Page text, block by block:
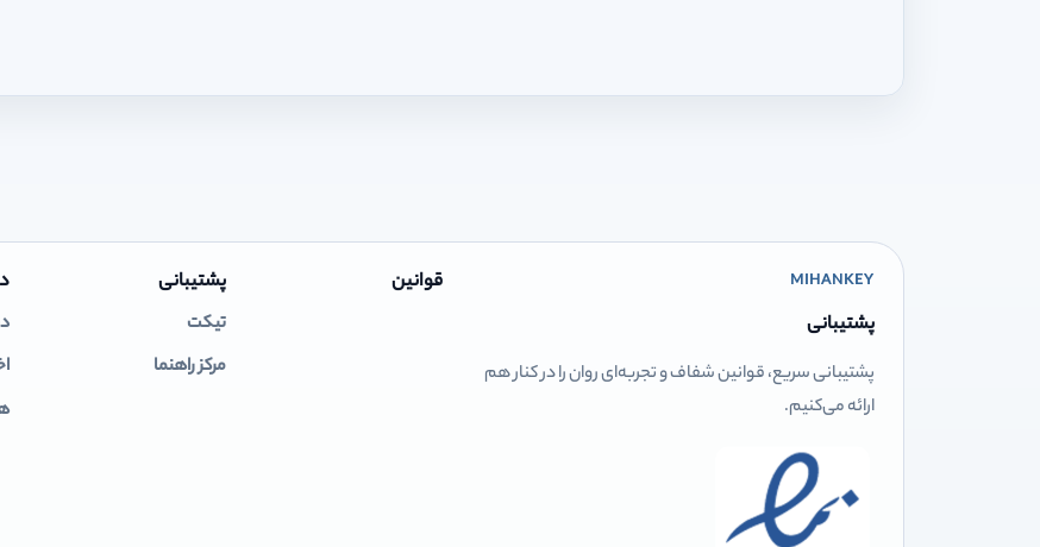
MIHANKEY
پشتیبانی
پشتیبانی سریع، قوانین شفاف و تجربه‌ای روان را در کنار هم
ارائه می‌کنیم.
قوانین پشتیبانی
تیکت
مرکز راهنما